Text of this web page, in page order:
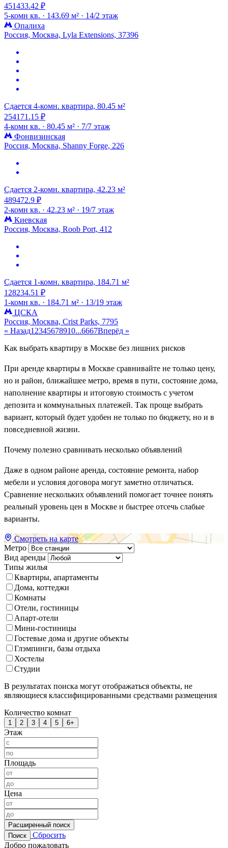
451433.42 ₽
5-комн кв. · 143.69 м² · 14/2 этаж
Опалиха
Россия, Москва, Lyla Extensions, 37396
Сдается 4-комн. квартира, 80.45 м²
254171.15 ₽
4-комн кв. · 80.45 м² · 7/7 этаж
Фонвизинская
Россия, Москва, Shanny Forge, 226
Сдается 2-комн. квартира, 42.23 м²
489472.9 ₽
2-комн кв. · 42.23 м² · 19/7 этаж
Киевская
Россия, Москва, Roob Port, 412
Сдается 1-комн. квартира, 184.71 м²
128234.51 ₽
1-комн кв. · 184.71 м² · 13/19 этаж
ЦСКА
Россия, Москва, Crist Parks, 7795
« Назад1 2345678910...6667Вперёд »
Как выбрать квартиру в Москве без лишних рисков
При аренде квартиры в Москве сравнивайте не только цену,
но и район, ближайшее метро, время в пути, состояние дома,
наполнение квартиры и итоговую стоимость с учетом
депозита и коммунальных платежей. Так проще выбрать
вариант, который будет удобен не только по бюджету, но и в
повседневной жизни.
Почему полезно сравнивать несколько объявлений
Даже в одном районе аренда, состояние ремонта, набор
мебели и условия договора могут заметно отличаться.
Сравнение нескольких объявлений помогает точнее понять
реальный уровень цен в Москве и быстрее отсечь слабые
варианты.
Смотреть на карте
Метро
Вид аренды
Типы жилья
Квартиры, апартаменты
Дома, коттеджи
Комнаты
Отели, гостиницы
Апарт-отели
Мини-гостиницы
Гостевые дома и другие объекты
Глэмпинги, базы отдыха
Хостелы
Студии
В результатах поиска могут отображаться объекты, не
являющиеся классифицированными средствами размещения
Количество комнат
1 2 3 4 5 6+
Этаж
Площадь
Цена
Расширенный поиск
Поиск
Сбросить
Добро пожаловать